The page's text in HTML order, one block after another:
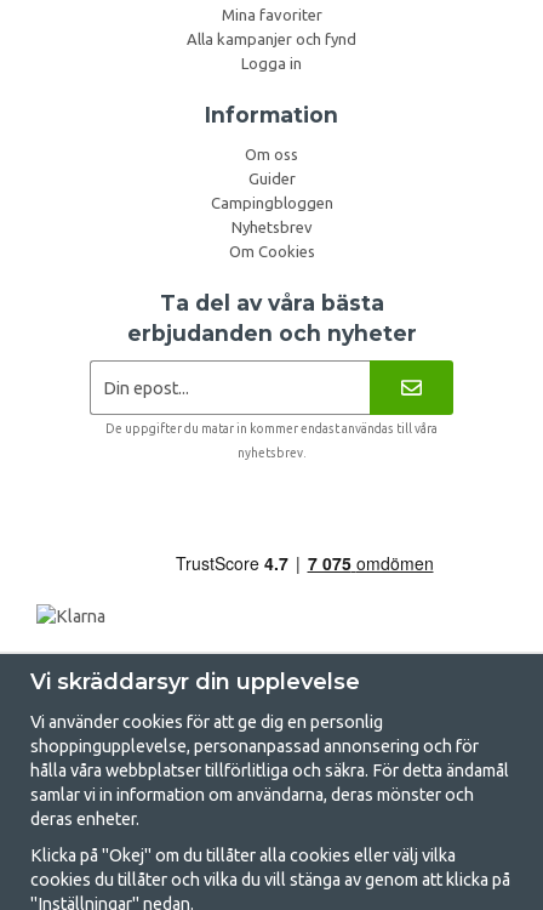
Mina favoriter
Alla kampanjer och fynd
Logga in
Information
Om oss
Guider
Campingbloggen
Nyhetsbrev
Om Cookies
Ta del av våra bästa
erbjudanden och nyheter
De uppgifter du matar in kommer endast användas till våra
nyhetsbrev.
GetCamping.se - Din butik för camping
och uteliv
Att campa kan antingen vara en livsstil eller ett sätt att samla familjen
Vi skräddarsyr din upplevelse
Vi använder cookies för att ge dig en personlig
shoppingupplevelse, personanpassad annonsering och för
hålla våra webbplatser tillförlitliga och säkra. För detta ändamål
samlar vi in information om användarna, deras mönster och
deras enheter.
Klicka på "Okej" om du tillåter alla cookies eller välj vilka
cookies du tillåter och vilka du vill stänga av genom att klicka på
"Inställningar" nedan.